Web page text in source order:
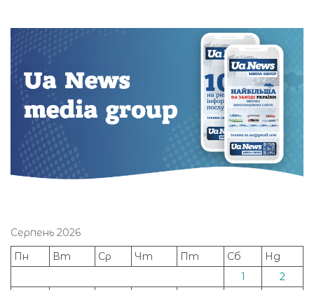
Серпень 2026
Пн
Вт Ср Чт Пт Сб
Нд
1
2